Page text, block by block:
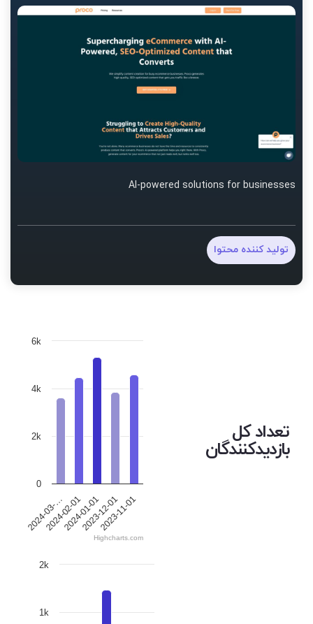
AI-powered solutions for businesses
تولید کننده محتوا
تعداد کل
بازدیدکنندگان
2024-03-…
2024-02-012024-01-012023-12-01
2023-11-01
0
2k
4k
6k
Highcharts.com
1k
2k